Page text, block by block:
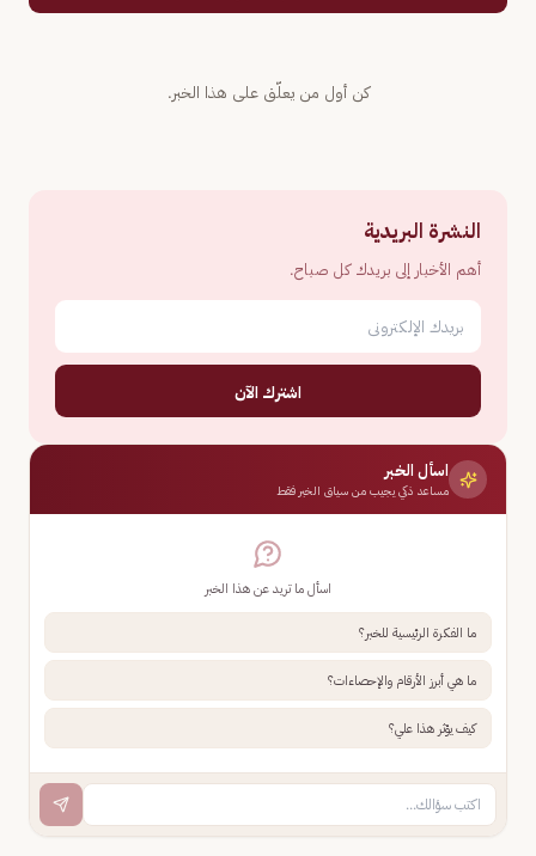
كن أول من يعلّق على هذا الخبر.
النشرة البريدية
أهم الأخبار إلى بريدك كل صباح.
اشترك الآن
اسأل الخبر
مساعد ذكي يجيب من سياق الخبر فقط
اسأل ما تريد عن هذا الخبر
ما الفكرة الرئيسية للخبر؟
ما هي أبرز الأرقام والإحصاءات؟
كيف يؤثر هذا علي؟